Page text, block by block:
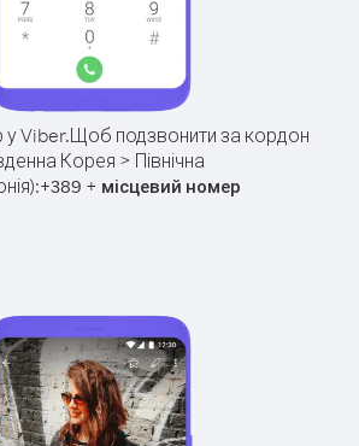
Viber.Щоб подзвонити за кордон
Корея > Північна
+389 + місцевий номер